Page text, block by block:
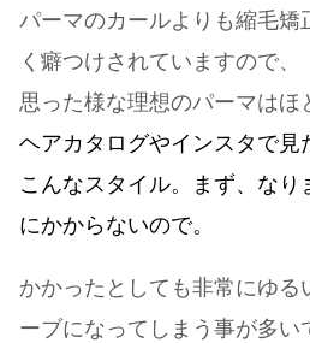
パーマのカールよりも縮毛矯
く癖つけされていますので、
思った様な理想のパーマはほ
ヘアカタログやインスタで見
こんなスタイル。まず、な
にかからないので。
かかったとしても非常にゆる
ーブになってしまう事が多い